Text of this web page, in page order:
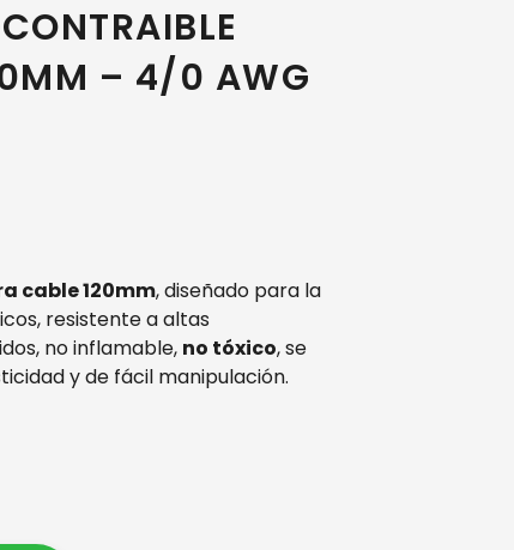
– 4/0 AWG
cable 120mm, diseñado para la
resistente a altas
no inflamable, no tóxico, se
y de fácil manipulación.